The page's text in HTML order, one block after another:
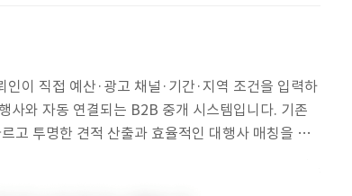
이 직접 예산·광고 채널·기간·지역 조건을 입력하
사와 자동 연결되는 B2B 중개 시스템입니다. 기존
고 투명한 견적 산출과 효율적인 대행사 매칭을 지